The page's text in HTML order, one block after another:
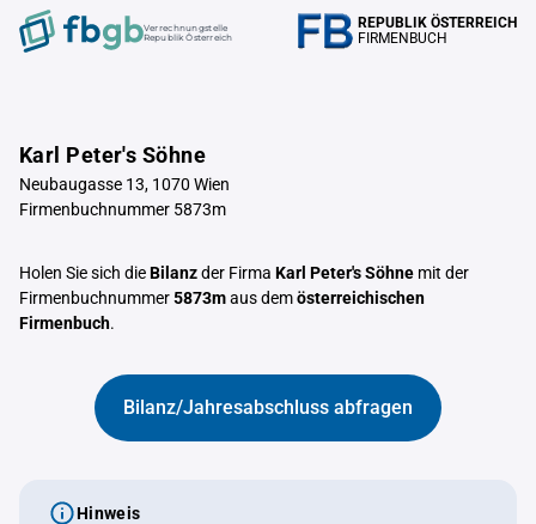
Verrechnungstelle
Republik Österreich
REPUBLIK ÖSTERREICH
FIRMENBUCH
Karl Peter's Söhne
Neubaugasse 13, 1070 Wien
Firmenbuchnummer 5873m
Holen Sie sich dieBilanzder Firma Karl Peter's Söhne mit der
Firmenbuchnummer5873maus demösterreichischen
Firmenbuch.
Bilanz/Jahresabschluss abfragen
Hinweis